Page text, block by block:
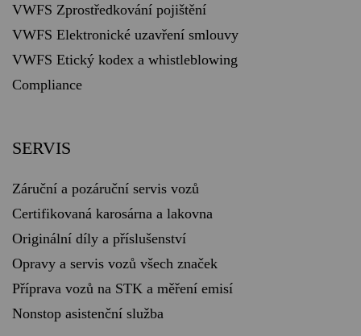
VWFS Zprostředkování pojištění
VWFS Elektronické uzavření smlouvy
VWFS Etický kodex a whistleblowing
Compliance
SERVIS
Záruční a pozáruční servis vozů
Certifikovaná karosárna a lakovna
Originální díly a příslušenství
Opravy a servis vozů všech značek
Příprava vozů na STK a měření emisí
Nonstop asistenční služba